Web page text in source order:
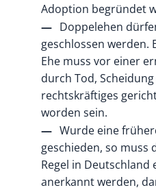
Adoption begründet
Doppelehen
geschlossen werden.
Ehe muss vor einer
durch Tod,
rechtskräftiges
worden sein.
Wurde eine
geschieden, so muss
Regel in Deutschland
anerkannt werden,